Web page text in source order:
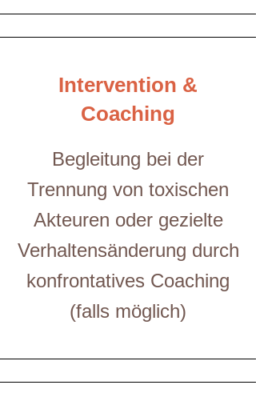
Intervention &
Coaching
Begleitung bei der
Trennung von toxischen
Akteuren oder gezielte
Verhaltensänderung durch
konfrontatives Coaching
(falls möglich)